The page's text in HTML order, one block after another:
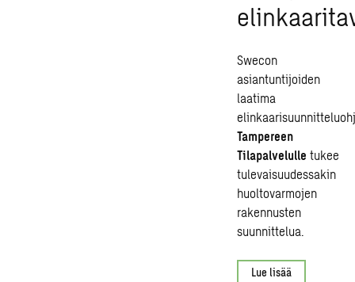
Swecon
asiantuntijoiden
laatima
Tampereen
Tilapalvelulle tukee
tulevaisuudessakin
huoltovarmojen
rakennusten
suunnittelua.
Lue lisää